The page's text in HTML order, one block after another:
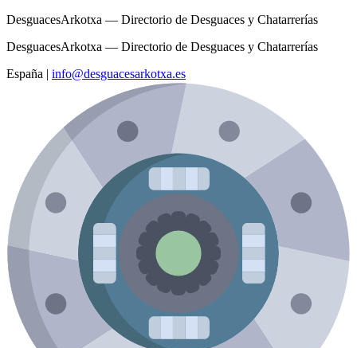
DesguacesArkotxa — Directorio de Desguaces y Chatarrerías
DesguacesArkotxa — Directorio de Desguaces y Chatarrerías
España | info@desguacesarkotxa.es